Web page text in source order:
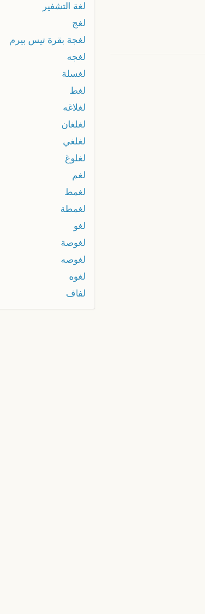
لغة التشفير
لغج
لغجة بقرة تيس بيرم
لغجه
لغسلة
لغط
لغلاغه
لغلغان
لغلغي
لغلوغ
لغم
لغمط
لغمطة
لغو
لغوصة
لغوصه
لغوه
لفاف